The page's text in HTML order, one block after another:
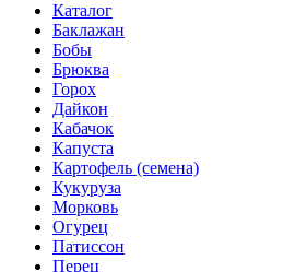
Каталог
Баклажан
Бобы
Брюква
Горох
Дайкон
Кабачок
Капуста
Картофель (семена)
Кукуруза
Морковь
Огурец
Патиссон
Перец